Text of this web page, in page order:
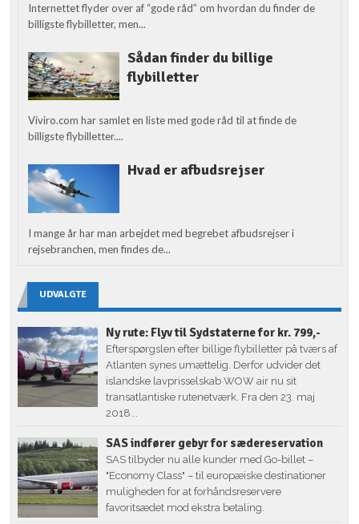
Internettet flyder over af “gode råd” om hvordan du finder de
billigste flybilletter, men...
Sådan finder du billige
flybilletter
Viviro.com har samlet en liste med gode råd til at finde de
billigste flybilletter....
Hvad er afbudsrejser
I mange år har man arbejdet med begrebet afbudsrejser i
rejsebranchen, men findes de...
UDVALGTE
Ny rute: Flyv til Sydstaterne for kr. 799,-
Efterspørgslen efter billige flybilletter på tværs af
Atlanten synes umættelig. Derfor udvider det
islandske lavprisselskab WOW air nu sit
transatlantiske rutenetværk. Fra den 23. maj
2018...
SAS indfører gebyr for sædereservation
SAS tilbyder nu alle kunder med Go-billet –
"Economy Class" – til europæiske destinationer
muligheden for at forhåndsreservere
favoritsædet mod ekstra betaling.